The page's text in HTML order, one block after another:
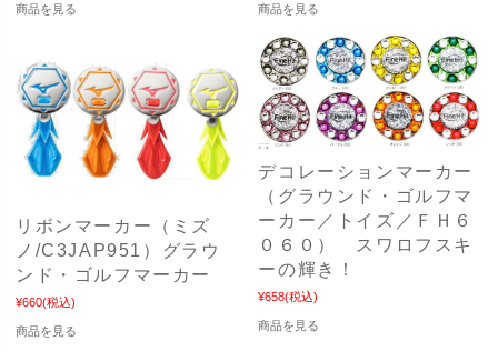
商品を見る 商品を見る
リボンマーカー（ミズ
ノ/C3JAP951）グラウ
ンド・ゴルフマーカー
¥660(税込)
商品を見る
デコレーションマーカー
（グラウンド・ゴルフマ
ーカー／トイズ／ＦＨ６
０６０） スワロフスキ
ーの輝き！
¥658(税込)
商品を見る